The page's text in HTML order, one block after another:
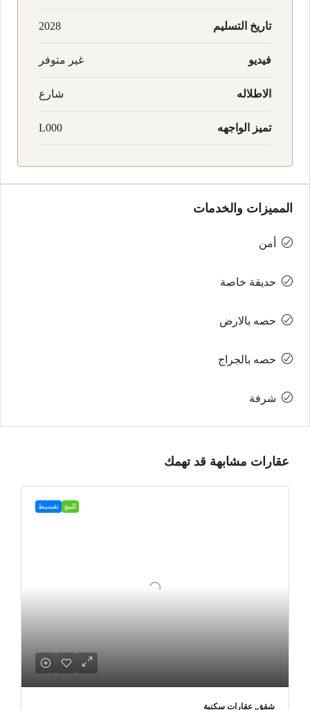
تاريخ التسليم 2028
فيديو غير متوفر
الاطلاله شارع
تميز الواجهه L000
المميزات والخدمات
أمن
حديقة خاصة
حصه بالارض
حصه بالجراج
شرفة
عقارات مشابهة قد تهمك
للبيع تقسيط
شقق, عقارات سكنية